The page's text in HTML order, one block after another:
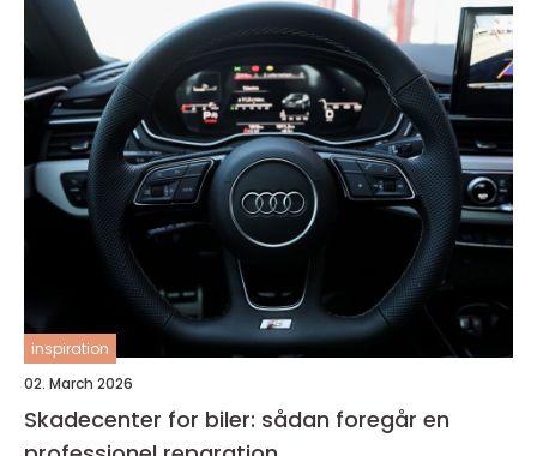
inspiration
02. March 2026
Skadecenter for biler: sådan foregår en